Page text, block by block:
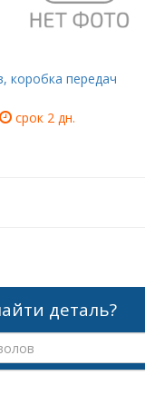
коробка передач
срок 2 дн.
деталь?